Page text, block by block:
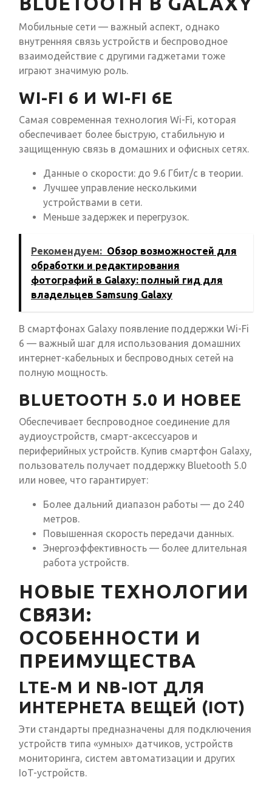
Мобильные сети — важный аспект, однако
внутренняя связь устройств и беспроводное
взаимодействие с другими гаджетами тоже
играют значимую роль.
WI-FI 6 И WI-FI 6E
Самая современная технология Wi-Fi, которая
обеспечивает более быструю, стабильную и
защищенную связь в домашних и офисных сетях.
Данные о скорости: до 9.6 Гбит/с в теории.
Лучшее управление несколькими
устройствами в сети.
Меньше задержек и перегрузок.
Рекомендуем: Обзор возможностей для
обработки и редактирования
фотографий в Galaxy: полный гид для
владельцев Samsung Galaxy
В смартфонах Galaxy появление поддержки Wi-Fi
6 — важный шаг для использования домашних
интернет-кабельных и беспроводных сетей на
полную мощность.
BLUETOOTH 5.0 И НОВЕЕ
Обеспечивает беспроводное соединение для
аудиоустройств, смарт-аксессуаров и
периферийных устройств. Купив смартфон Galaxy,
пользователь получает поддержку Bluetooth 5.0
или новее, что гарантирует:
Более дальний диапазон работы — до 240
метров.
Повышенная скорость передачи данных.
Энергоэффективность — более длительная
работа устройств.
НОВЫЕ ТЕХНОЛОГИИ
СВЯЗИ:
ОСОБЕННОСТИ И
ПРЕИМУЩЕСТВА
LTE-M И NB-IOT ДЛЯ
ИНТЕРНЕТА ВЕЩЕЙ (IOT)
Эти стандарты предназначены для подключения
устройств типа «умных» датчиков, устройств
мониторинга, систем автоматизации и других
IoT-устройств.